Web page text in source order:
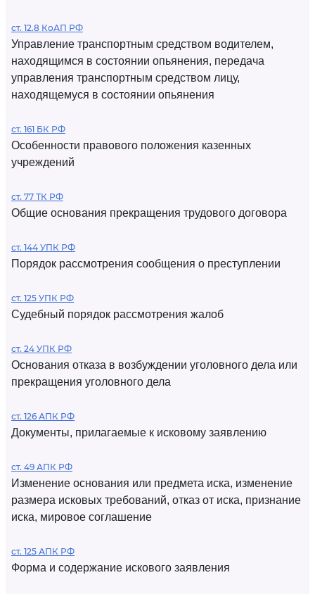
ст. 12.8 КоАП РФ
Управление транспортным средством водителем,
находящимся в состоянии опьянения, передача
управления транспортным средством лицу,
находящемуся в состоянии опьянения
ст. 161 БК РФ
Особенности правового положения казенных
учреждений
ст. 77 ТК РФ
Общие основания прекращения трудового договора
ст. 144 УПК РФ
Порядок рассмотрения сообщения о преступлении
ст. 125 УПК РФ
Судебный порядок рассмотрения жалоб
ст. 24 УПК РФ
Основания отказа в возбуждении уголовного дела или
прекращения уголовного дела
ст. 126 АПК РФ
Документы, прилагаемые к исковому заявлению
ст. 49 АПК РФ
Изменение основания или предмета иска, изменение
размера исковых требований, отказ от иска, признание
иска, мировое соглашение
ст. 125 АПК РФ
Форма и содержание искового заявления